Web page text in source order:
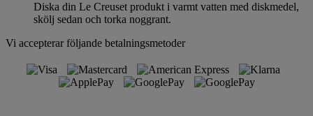
Diska din Le Creuset produkt i varmt vatten med diskmedel,
skölj sedan och torka noggrant.
Vi accepterar följande betalningsmetoder